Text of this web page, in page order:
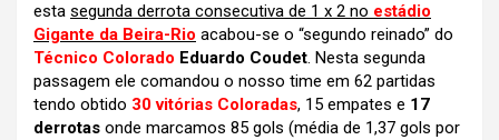
esta segunda derrota consecutiva de 1 x 2 no estádio
Gigante da Beira-Rio acabou-se o “segundo reinado” do
Técnico Colorado Eduardo Coudet. Nesta segunda
passagem ele comandou o nosso time em 62 partidas
tendo obtido 30 vitórias Coloradas, 15 empates e 17
derrotas onde marcamos 85 gols (média de 1,37 gols por